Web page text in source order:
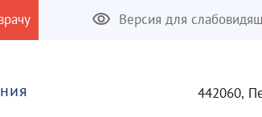
Версия для
442060,